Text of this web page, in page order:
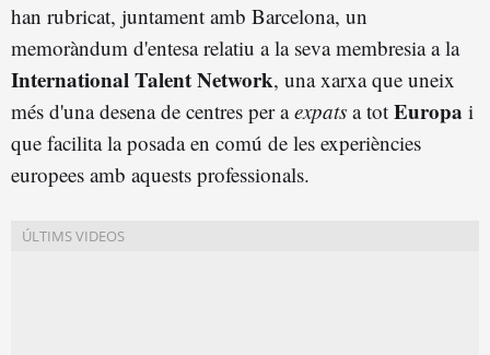
han rubricat, juntament amb Barcelona, un
memoràndum d'entesa relatiu a la seva membresia a la
International Talent Network, una xarxa que uneix
més d'una desena de centres per aexpats a tot Europa i
que facilita la posada en comú de les experiències
europees amb aquests professionals.